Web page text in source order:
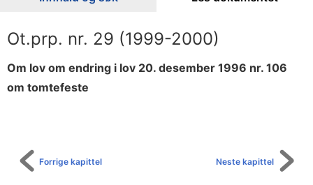
Ot.prp. nr. 29 (1999-2000)
Om lov om endring i lov 20. desember 1996 nr. 106
om tomtefeste
Neste kapittel
Forrige kapittel